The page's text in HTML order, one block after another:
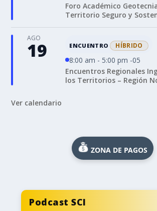
Foro Académico
Territorio Seguro y
AGO
19 ENCUENTRO HÍBRIDO
8:00 am - 5:00 pm -05
Encuentros Regionales
los Territorios – Región
Ver calendario
ZONA DE PAGOS
Podcast SCI